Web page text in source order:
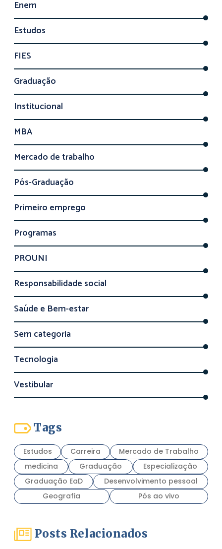
Enem
Estudos
FIES
Graduação
Institucional
MBA
Mercado de trabalho
Pós-Graduação
Primeiro emprego
Programas
PROUNI
Responsabilidade social
Saúde e Bem-estar
Sem categoria
Tecnologia
Vestibular
Tags
Estudos Carreira
Mercado de Trabalho
medicina
Graduação
Especialização
Graduação EaD
Desenvolvimento pessoal
Geografia
Pós ao vivo
Posts Relacionados